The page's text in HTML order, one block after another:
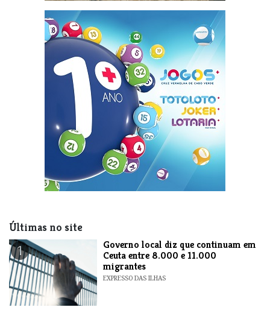
Últimas no site
1
​Governo local diz que continuam em
Ceuta entre 8.000 e 11.000
migrantes
EXPRESSO DAS ILHAS